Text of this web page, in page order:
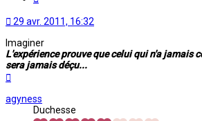
29 avr. 2011, 16:32
Imaginer
L'expérience prouve que celui qui n'a jamais
sera jamais déçu...
agyness
Duchesse